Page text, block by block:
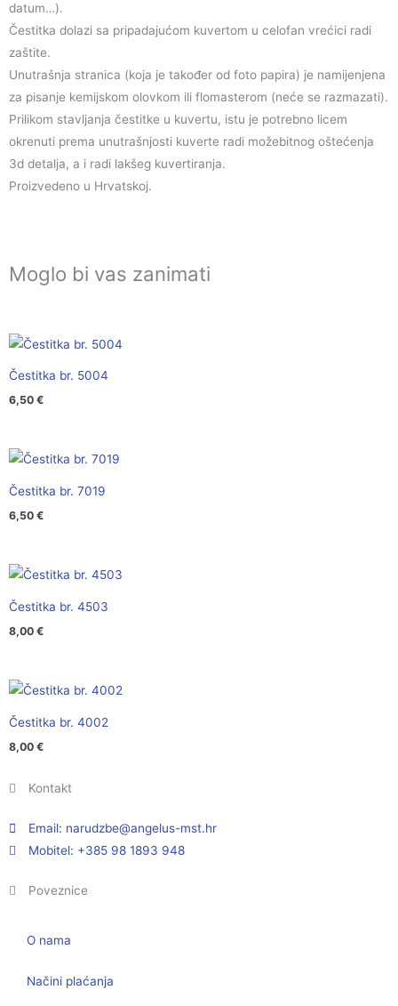
datum…).
Čestitka dolazi sa pripadajućom kuvertom u celofan vrećici radi
zaštite.
Unutrašnja stranica (koja je također od foto papira) je namijenjena
za pisanje kemijskom olovkom ili flomasterom (neće se razmazati).
Prilikom stavljanja čestitke u kuvertu, istu je potrebno licem
okrenuti prema unutrašnjosti kuverte radi možebitnog oštećenja
3d detalja, a i radi lakšeg kuvertiranja.
Proizvedeno u Hrvatskoj.
Moglo bi vas zanimati
Čestitka br. 5004
6,50 €
Čestitka br. 7019
6,50 €
Čestitka br. 4503
8,00 €
Čestitka br. 4002
8,00 €
Kontakt
Email: rh.tsm-sulegna
@ebzduran
Mobitel: +385 98 1893 948
Poveznice
O nama
Načini plaćanja